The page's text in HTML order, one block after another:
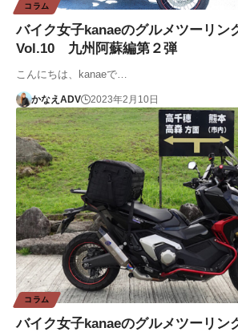
コラム
バイク女子kanaeのグルメツーリン
Vol.10 九州阿蘇編第２弾
こんにちは、kanaeで…
かなえADV 2023年2月10日
コラム
バイク女子kanaeのグルメツーリ